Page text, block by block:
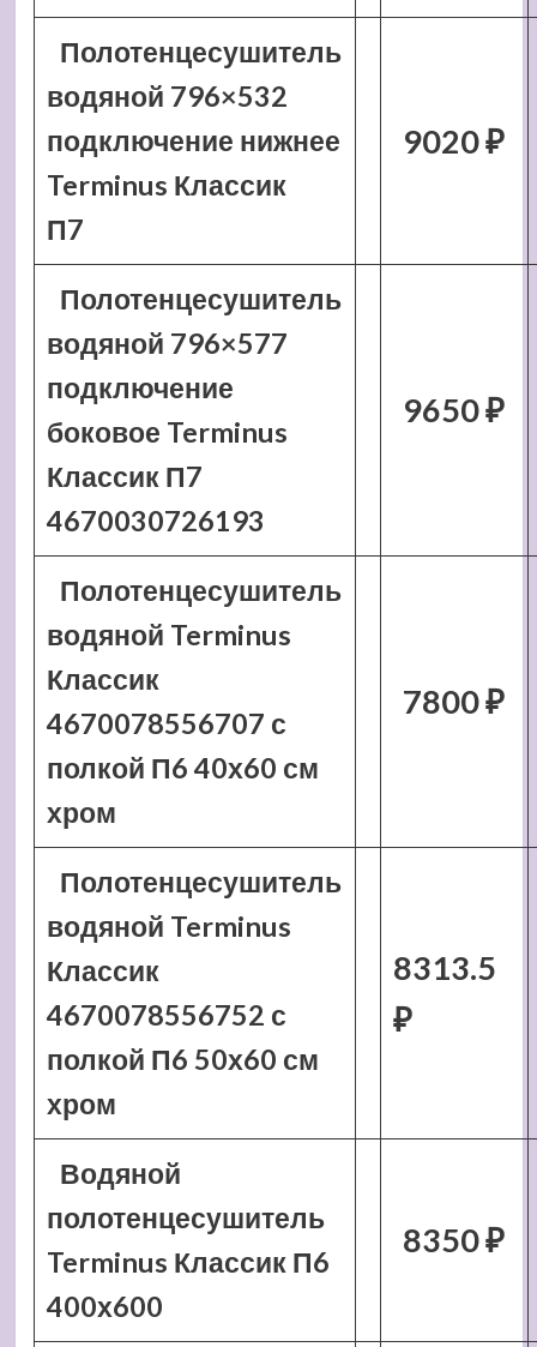
Полотенцесушитель
водяной 796×532
подключение нижнее
Terminus Классик
П7
9020 ₽
Полотенцесушитель
водяной 796×577
подключение
боковое Terminus
Классик П7
4670030726193
9650 ₽
Полотенцесушитель
водяной Terminus
Классик
4670078556707 с
полкой П6 40х60 см
хром
7800 ₽
Полотенцесушитель
водяной Terminus
Классик
4670078556752 с
полкой П6 50х60 см
хром
8313.5
₽
Водяной
полотенцесушитель
Terminus Классик П6
400х600
8350 ₽